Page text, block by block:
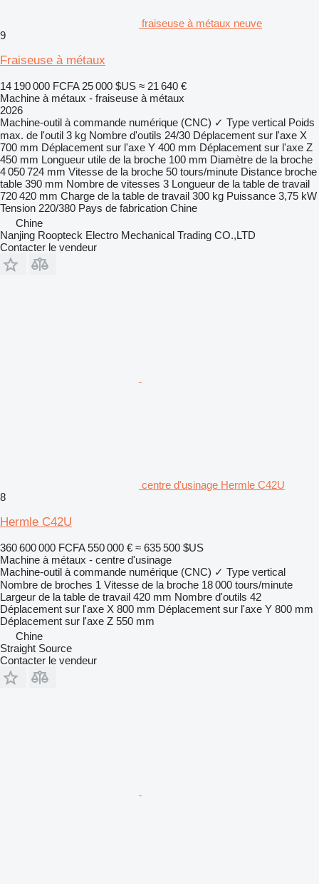
fraiseuse à métaux neuve
9
Fraiseuse à métaux
14 190 000 FCFA 25 000 $US ≈ 21 640 €
Machine à métaux - fraiseuse à métaux
2026
Machine-outil à commande numérique (CNC) ✓ Type vertical Poids
max. de l'outil 3 kg Nombre d'outils 24/30 Déplacement sur l'axe X
700 mm Déplacement sur l'axe Y 400 mm Déplacement sur l'axe Z
450 mm Longueur utile de la broche 100 mm Diamètre de la broche
4 050 724 mm Vitesse de la broche 50 tours/minute Distance broche
table 390 mm Nombre de vitesses 3 Longueur de la table de travail
720 420 mm Charge de la table de travail 300 kg Puissance 3,75 kW
Tension 220/380 Pays de fabrication Chine
Chine
Nanjing Roopteck Electro Mechanical Trading CO.,LTD
Contacter le vendeur
centre d'usinage Hermle C42U
8
Hermle C42U
360 600 000 FCFA 550 000 € ≈ 635 500 $US
Machine à métaux - centre d'usinage
Machine-outil à commande numérique (CNC) ✓ Type vertical
Nombre de broches 1 Vitesse de la broche 18 000 tours/minute
Largeur de la table de travail 420 mm Nombre d'outils 42
Déplacement sur l'axe X 800 mm Déplacement sur l'axe Y 800 mm
Déplacement sur l'axe Z 550 mm
Chine
Straight Source
Contacter le vendeur